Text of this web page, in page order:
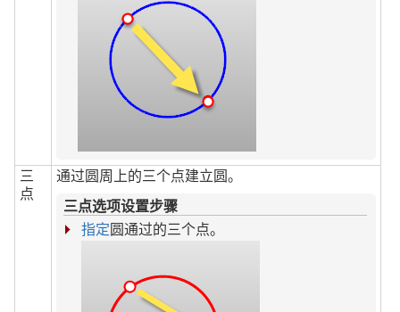
三
点
通过圆周上的三个点建立圆。
三点选项设置步骤
指定圆通过的三个点。